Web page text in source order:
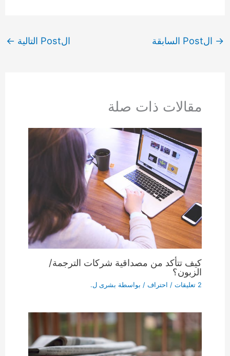
→ الPost السابقة الPost التالية ←
مقالات ذات صلة
كيف تتأكد من مصداقية شركات الترجمة/
الزبون؟
2 تعليقات / احتراف / بواسطة بشرى ل.